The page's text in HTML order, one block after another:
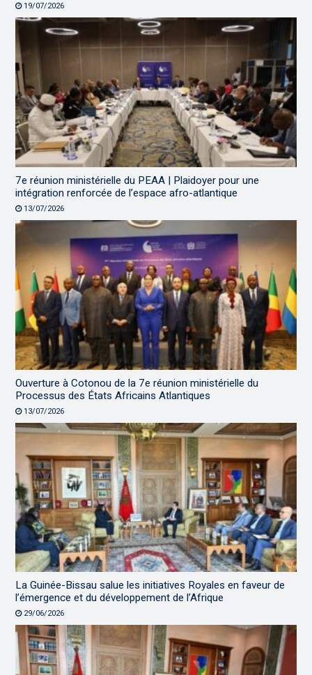
19/07/2026
7e réunion ministérielle du PEAA | Plaidoyer pour une
intégration renforcée de l’espace afro-atlantique
13/07/2026
Ouverture à Cotonou de la 7e réunion ministérielle du
Processus des États Africains Atlantiques
13/07/2026
La Guinée-Bissau salue les initiatives Royales en faveur de
l’émergence et du développement de l’Afrique
29/06/2026